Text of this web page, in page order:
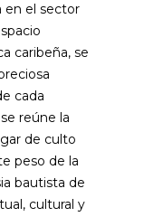
en el sector
caribeña, se
cada
reúne la
de culto
peso de la
bautista de
cultural y